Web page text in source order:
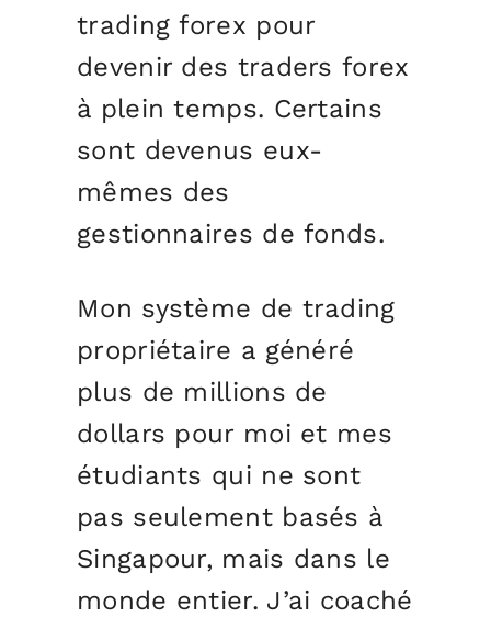
trading forex pour
devenir des traders forex
à plein temps. Certains
sont devenus eux-
mêmes des
gestionnaires de fonds.
Mon système de trading
propriétaire a généré
plus de millions de
dollars pour moi et mes
étudiants qui ne sont
pas seulement basés à
Singapour, mais dans le
monde entier. J’ai coaché